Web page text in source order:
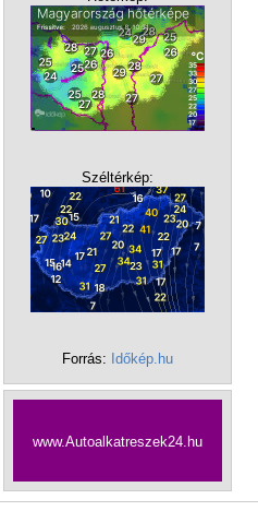
Széltérkép:
Forrás: Időkép.hu
www.Autoalkatreszek24.hu